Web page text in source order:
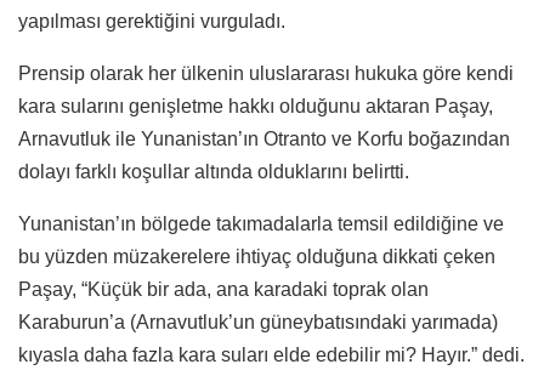
yapılması gerektiğini vurguladı.
Prensip olarak her ülkenin uluslararası hukuka göre kendi
kara sularını genişletme hakkı olduğunu aktaran Paşay,
Arnavutluk ile Yunanistan’ın Otranto ve Korfu boğazından
dolayı farklı koşullar altında olduklarını belirtti.
Yunanistan’ın bölgede takımadalarla temsil edildiğine ve
bu yüzden müzakerelere ihtiyaç olduğuna dikkati çeken
Paşay, “Küçük bir ada, ana karadaki toprak olan
Karaburun’a (Arnavutluk’un güneybatısındaki yarımada)
kıyasla daha fazla kara suları elde edebilir mi? Hayır.” dedi.